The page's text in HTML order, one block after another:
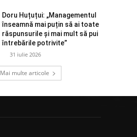
Doru Huțuțui: „Managementul
înseamnă mai puțin să ai toate
răspunsurile și mai mult să pui
întrebările potrivite”
31 iulie 2026
Mai multe articole